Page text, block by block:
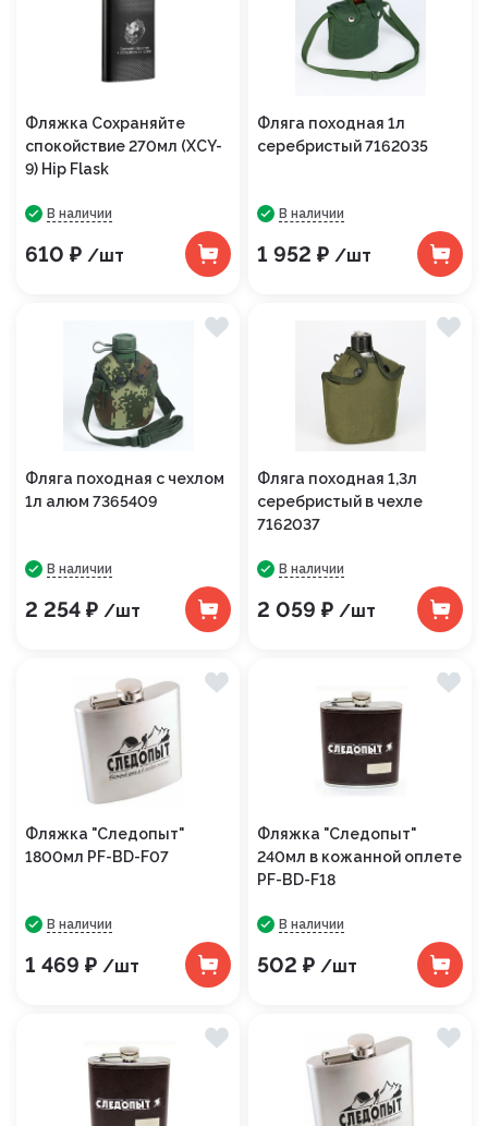
Фляжка Сохраняйте
спокойствие 270мл (XCY-
9) Hip Flask
В наличии
610 ₽ /шт
Фляга походная 1л
серебристый 7162035
В наличии
1 952 ₽ /шт
Фляга походная с чехлом
1л алюм 7365409
В наличии
2 254 ₽ /шт
Фляга походная 1,3л
серебристый в чехле
7162037
В наличии
2 059 ₽ /шт
Фляжка "Следопыт"
1800мл PF-BD-F07
В наличии
1 469 ₽ /шт
Фляжка "Следопыт"
240мл в кожанной оплете
PF-BD-F18
В наличии
502 ₽ /шт